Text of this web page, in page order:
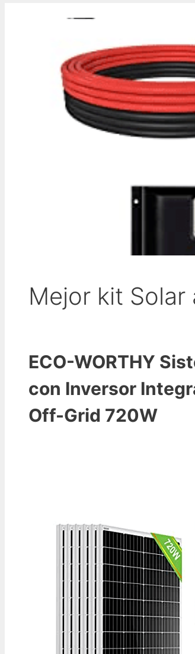
Mejor kit
ECO-WORTHY
con Inversor
Off-Grid 720W